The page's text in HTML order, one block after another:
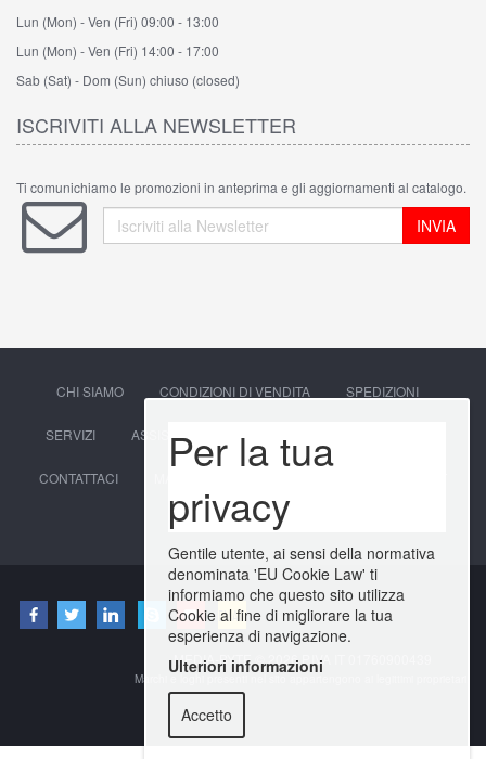
Lun (Mon) - Ven (Fri) 09:00 - 13:00
Lun (Mon) - Ven (Fri) 14:00 - 17:00
Sab (Sat) - Dom (Sun) chiuso (closed)
ISCRIVITI ALLA NEWSLETTER
Ti comunichiamo le promozioni in anteprima e gli aggiornamenti al catalogo.
INVIA
CHI SIAMO CONDIZIONI DI VENDITA SPEDIZIONI
SERVIZI ASSISTENZA CLIENTI
CONTATTACI
CARRELLO
MEDIA-BYTE © 2026 P.IVA IT 01760900439
Marchi e loghi presenti nel sito appartengono ai legittimi proprietari.
Per la tua
privacy
Gentile utente, ai sensi della normativa
denominata 'EU Cookie Law' ti
informiamo che questo sito utilizza
Cookie al fine di migliorare la tua
esperienza di navigazione.
Ulteriori informazioni
Accetto